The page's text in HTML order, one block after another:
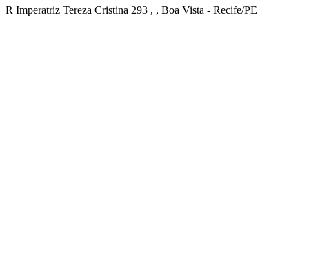
R Imperatriz Tereza Cristina 293 , , Boa Vista - Recife/PE